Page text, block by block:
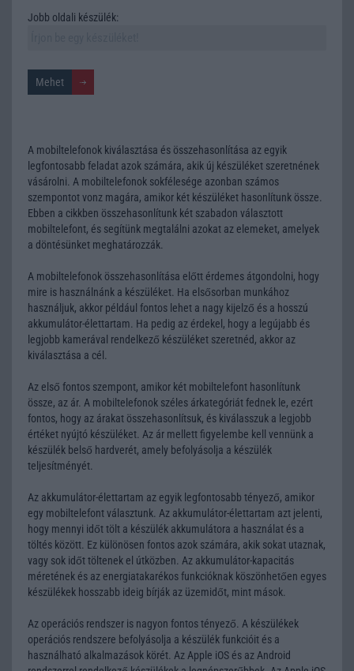
Jobb oldali készülék:
A mobiltelefonok kiválasztása és összehasonlítása az egyik
legfontosabb feladat azok számára, akik új készüléket szeretnének
vásárolni. A mobiltelefonok sokfélesége azonban számos
szempontot vonz magára, amikor két készüléket hasonlítunk össze.
Ebben a cikkben összehasonlítunk két szabadon választott
mobiltelefont, és segítünk megtalálni azokat az elemeket, amelyek
a döntésünket meghatározzák.
A mobiltelefonok összehasonlítása előtt érdemes átgondolni, hogy
mire is használnánk a készüléket. Ha elsősorban munkához
használjuk, akkor például fontos lehet a nagy kijelző és a hosszú
akkumulátor-élettartam. Ha pedig az érdekel, hogy a legújabb és
legjobb kamerával rendelkező készüléket szeretnéd, akkor az
kiválasztása a cél.
Az első fontos szempont, amikor két mobiltelefont hasonlítunk
össze, az ár. A mobiltelefonok széles árkategóriát fednek le, ezért
fontos, hogy az árakat összehasonlítsuk, és kiválasszuk a legjobb
értéket nyújtó készüléket. Az ár mellett figyelembe kell vennünk a
készülék belső hardverét, amely befolyásolja a készülék
teljesítményét.
Az akkumulátor-élettartam az egyik legfontosabb tényező, amikor
egy mobiltelefont választunk. Az akkumulátor-élettartam azt jelenti,
hogy mennyi időt tölt a készülék akkumulátora a használat és a
töltés között. Ez különösen fontos azok számára, akik sokat utaznak,
vagy sok időt töltenek el útközben. Az akkumulátor-kapacitás
méretének és az energiatakarékos funkcióknak köszönhetően egyes
készülékek hosszabb ideig bírják az üzemidőt, mint mások.
Az operációs rendszer is nagyon fontos tényező. A készülékek
operációs rendszere befolyásolja a készülék funkcióit és a
használható alkalmazások körét. Az Apple iOS és az Android